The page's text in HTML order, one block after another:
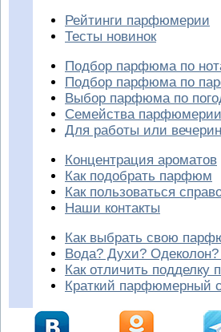
Рейтинги парфюмерии
Тесты новинок
Подбор парфюма по
Подбор парфюма по
Выбор парфюма по
Семейства парфюмерии
Для работы или
Концентрация ароматов
Как подобрать парфюм
Как пользоваться
Наши контакты
Как выбрать свою
Вода? Духи? Одеколон?
Как отличить
Краткий парфюмерный